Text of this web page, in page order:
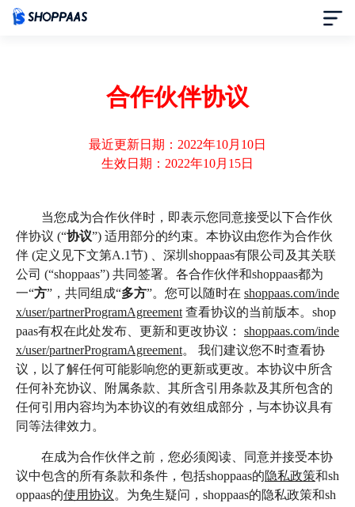
合作伙伴
帮助中心
了解我们
简体中文
合作伙伴协议
最近更新日期：2022年10月10日
生效日期：2022年10月15日
当您成为合作伙伴时，即表示您同意接受以下合作伙
伴协议 (“协议”) 适用部分的约束。本协议由您作为合作伙
伴 (定义见下文第A.1节) 、深圳shoppaas有限公司及其关联
公司 (“shoppaas”) 共同签署。各合作伙伴和shoppaas都为
一“方”，共同组成“多方”。您可以随时在 shoppaas.com/inde
x/user/partnerProgramAgreement 查看协议的当前版本。shop
paas有权在此处发布、更新和更改协议： shoppaas.com/inde
x/user/partnerProgramAgreement。 我们建议您不时查看协
议，以了解任何可能影响您的更新或更改。本协议中所含
任何补充协议、附属条款、其所含引用条款及其所包含的
任何引用内容均为本协议的有效组成部分，与本协议具有
同等法律效力。
在成为合作伙伴之前，您必须阅读、同意并接受本协
议中包含的所有条款和条件，包括shoppaas的隐私政策和sh
oppaas的使用协议。为免生疑问，shoppaas的隐私政策和sh